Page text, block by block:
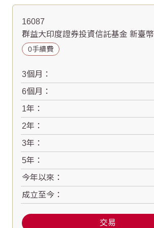
16087
群益大印度證券投資信託基金 新臺幣
0手續費
3個月：
6個月：
1年：
2年：
3年：
5年：
今年以來：
成立至今：
交易